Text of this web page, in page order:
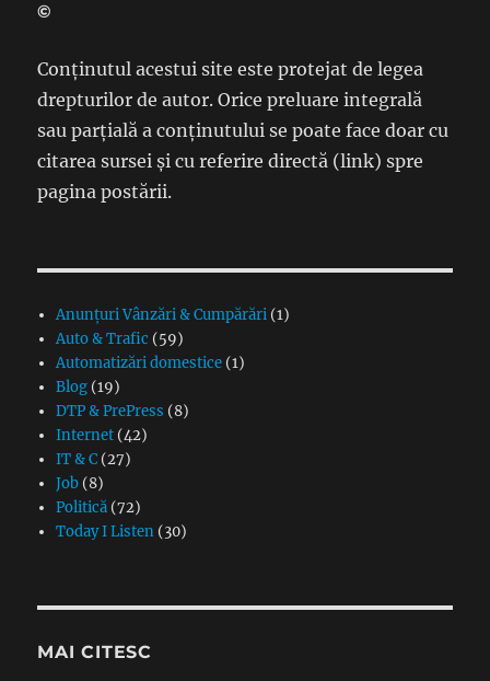
©
Conținutul acestui site este protejat de legea
drepturilor de autor. Orice preluare integrală
sau parțială a conținutului se poate face doar cu
citarea sursei și cu referire directă (link) spre
pagina postării.
Anunțuri Vânzări & Cumpărări(1)
Auto & Trafic (59)
Automatizări domestice(1)
Blog(19)
DTP & PrePress (8)
Internet(42)
IT & C(27)
Job(8)
Politică(72)
Today I Listen(30)
MAI CITESC